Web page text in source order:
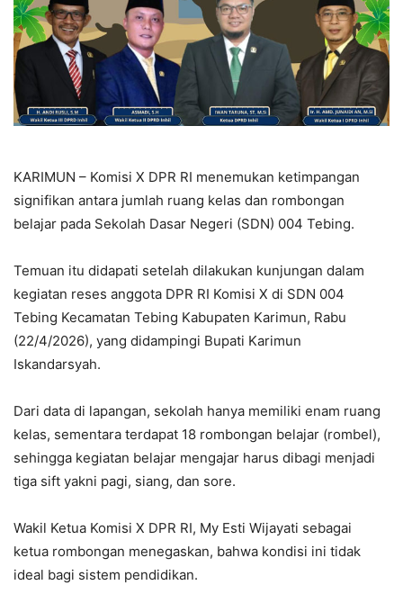
KARIMUN – Komisi X DPR RI menemukan ketimpangan
signifikan antara jumlah ruang kelas dan rombongan
belajar pada Sekolah Dasar Negeri (SDN) 004 Tebing.
Temuan itu didapati setelah dilakukan kunjungan dalam
kegiatan reses anggota DPR RI Komisi X di SDN 004
Tebing Kecamatan Tebing Kabupaten Karimun, Rabu
(22/4/2026), yang didampingi Bupati Karimun
Iskandarsyah.
Dari data di lapangan, sekolah hanya memiliki enam ruang
kelas, sementara terdapat 18 rombongan belajar (rombel),
sehingga kegiatan belajar mengajar harus dibagi menjadi
tiga sift yakni pagi, siang, dan sore.
Wakil Ketua Komisi X DPR RI, My Esti Wijayati sebagai
ketua rombongan menegaskan, bahwa kondisi ini tidak
ideal bagi sistem pendidikan.